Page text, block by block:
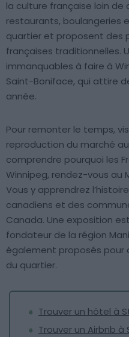
la culture française loin de
restaurants, boulangeries
quartier et proposent des
françaises traditionnelles.
immanquables à faire à
Saint-Boniface, qui attire
année.
Pour remonter le temps,
reproduction du marché
comprendre pourquoi les
Winnipeg, rendez-vous au
Vous y apprendrez
canadiens et des
Canada. Une exposition
fondateur de la région
également proposés pour
du quartier.
Trouver un hôtel à
Trouver un Airbnb à